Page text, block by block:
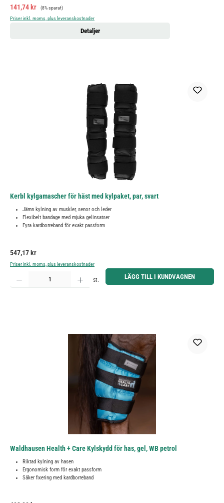
Försäljningspris:
141,74 kr Ordinarie pris:
(8% sparat)
Priser inkl. moms, plus leveranskostnader
Detaljer
Kerbl kylgamascher för häst med kylpaket, par, svart
Jämn kylning av muskler, senor och leder
Flexibelt bandage med mjuka gelinsatser
Fyra kardborreband för exakt passform
Ordinarie pris:
547,17 kr
Priser inkl. moms, plus leveranskostnader
Produktkvantitet: Ange önskat belopp eller använd knapparna för att öka eller minska kvantiteten.
st. LÄGG TILL I KUNDVAGNEN
Waldhausen Health + Care Kylskydd för has, gel, WB petrol
Riktad kylning av hasen
Ergonomisk form för exakt passform
Säker fixering med kardborreband